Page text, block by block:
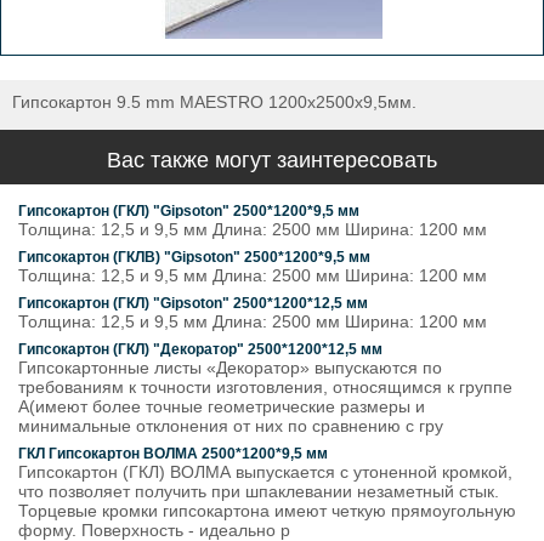
Гипсокартон 9.5 mm MAESTRO 1200х2500х9,5мм.
Вас также могут заинтересовать
Гипсокартон (ГКЛ) "Gipsoton" 2500*1200*9,5 мм
Толщина: 12,5 и 9,5 мм Длина: 2500 мм Ширина: 1200 мм
Гипсокартон (ГКЛВ) "Gipsoton" 2500*1200*9,5 мм
Толщина: 12,5 и 9,5 мм Длина: 2500 мм Ширина: 1200 мм
Гипсокартон (ГКЛ) "Gipsoton" 2500*1200*12,5 мм
Толщина: 12,5 и 9,5 мм Длина: 2500 мм Ширина: 1200 мм
Гипсокартон (ГКЛ) "Декоратор" 2500*1200*12,5 мм
Гипсокартонные листы «Дeкоратор» выпускаются по
требованиям к точности изготовления, относящимся к группе
А(имеют более точные геометрические размеры и
минимальные отклонения от них по сравнению с гру
ГКЛ Гипсокартон ВОЛМА 2500*1200*9,5 мм
Гипсокартон (ГКЛ) ВОЛМА выпускается с утоненной кромкой,
что позволяет получить при шпаклевании незаметный стык.
Торцевые кромки гипсокартона имеют четкую прямоугольную
форму. Поверхность - идеально р